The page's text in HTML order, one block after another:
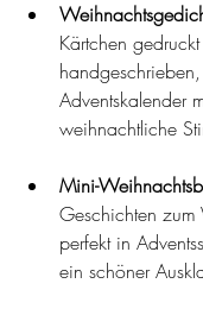
Kärtchen
Adventskalender
weihnachtliche
Mini-
Geschichten zum
perfekt in
ein schöner